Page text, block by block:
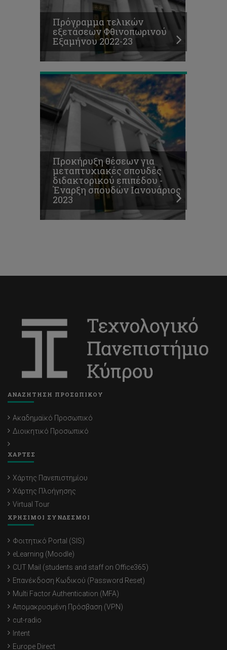
Πρόγραμμα τελικών
εξετάσεων Φθινοπωρινού
Εξαμήνου 2022-23
-
Έναρξη
σπουδών
Ιανουάριος
2023
Προκήρυξη θέσεων για
μεταπτυχιακές σπουδές
διδακτορικού επιπέδου -
Έναρξη σπουδών Ιανουάριος
2023
ΑΝΑΖΗΤΗΣΗ ΠΡΟΣΩΠΙΚΟΥ
Ακαδημαϊκό Προσωπικό
Διοικητικό Προσωπικό
ΧΑΡΤΕΣ
Χάρτης Πανεπιστημίου
Χάρτης Πλοήγησης
Virtual Tour
ΧΡΗΣΙΜΟΙ ΣΥΝΔΕΣΜΟΙ
Φοιτητικό Portal (SIS)
eLearning (Moodle)
CUT Mail (students and staff on Office365)
Επανέκδοση Κωδικού (Password Reset)
Multi Factor Authentication (MFA)
Απομακρυσμένη Πρόσβαση (VPN)
cut-radio
Intent
Europe Direct